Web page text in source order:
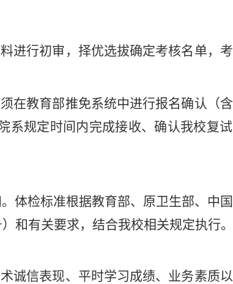
进行初审，择优选拔确定考核名单，
在教育部推免系统中进行报名确认（
系规定时间内完成接收、确认我校复
体检标准根据教育部、原卫生部、中
和有关要求，结合我校相关规定执行。
诚信表现、平时学习成绩、业务素质